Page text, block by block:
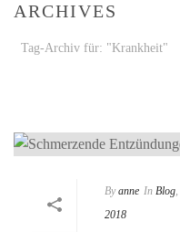
ARCHIVES
Tag-Archiv für: "Krankheit"
By anne In Blog,
2018